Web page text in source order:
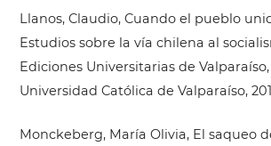
Llanos, Claudio, Cuando el pueblo
Estudios sobre la vía chilena al
Ediciones Universitarias de
Universidad Católica de Valparaíso,
Monckeberg, María Olivia, El saqueo